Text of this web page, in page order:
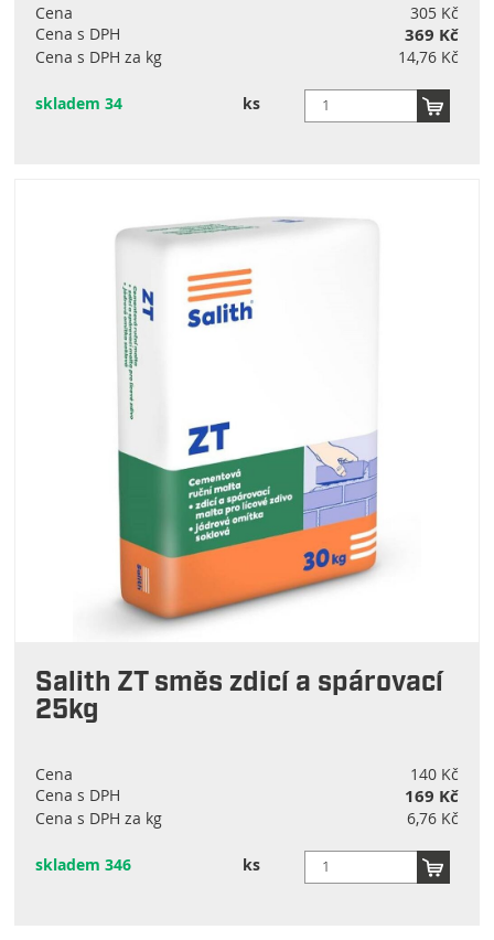
Cena
305 Kč
Cena s DPH
369 Kč
Cena s DPH za kg 14,76 Kč
skladem 34 ks
Salith ZT směs zdicí a spárovací
25kg
Cena
140 Kč
Cena s DPH
169 Kč
Cena s DPH za kg 6,76 Kč
skladem 346 ks